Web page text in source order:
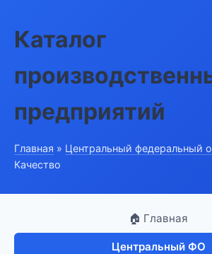
Каталог
предприятий
Главная » Центральный федеральный
Качество
🏠 Главная
Центральный ФО